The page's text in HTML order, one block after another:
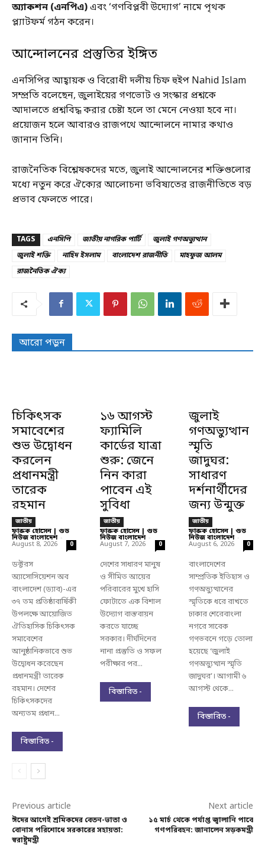
অ্যাকশন (এনপিএ)এবং ‘গণবিপ্লবী উদ্যোগ’ নামে পৃথক
প্ল্যাটফর্ম গঠন করেন।
আন্দোলনের প্রস্তুতির ইঙ্গিত
এনসিপির আহ্বায়ক ও বিরোধী দলীয় চিফ হুইপ Nahid Islam
সম্প্রতি বলেছেন, জুলাইয়ের গণভোট ও সংস্কার প্রশ্নকে
আদালতে প্রশ্নবিদ্ধ করার চেষ্টা হলে তা মেনে নেওয়া হবে না।
প্রয়োজন হলে আবারও রাজপথে আন্দোলনে নামার কথাও
জানান তিনি।
রাজনৈতিক বিশ্লেষকদের মতে, জুলাই আন্দোলনের শক্তিগুলোর
মধ্যে নতুন করে ঐক্যের আলোচনা ভবিষ্যতের রাজনীতিতে বড়
প্রভাব ফেলতে পারে।
TAGS এনসিপি জাতীয় নাগরিক পার্টি
জুলাই গণঅভ্যুত্থান
জুলাই শক্তি
নাহিদ ইসলাম বাংলাদেশ রাজনীতি
মাহফুজ আলম
রাজনৈতিক ঐক্য
আরো পড়ুন
চিকিৎসক
সমাবেশের
শুভ উদ্বোধন
করলেন
প্রধানমন্ত্রী
তারেক
রহমান
জাতীয়
ফারুক হোসেন | গুড
নিউজ বাংলাদেশ -
August 8, 2026 0
ডক্টরস
অ্যাসোসিয়েশন অব
বাংলাদেশ (ড্যাব)-এর
৩৭ তম প্রতিষ্ঠাবার্ষিকী
উপলক্ষে আয়োজিত
ঐতিহাসিক চিকিৎসক
সমাবেশের
আনুষ্ঠানিকভাবে শুভ
উদ্বোধন করেছেন
প্রধানমন্ত্রী তারেক
রহমান। দেশের
চিকিৎসকদের
অন্যতম প্রধান...
বিস্তারিত -
১৬ আগস্ট
ফ্যামিলি
কার্ডের যাত্রা
শুরু: জেনে
নিন কারা
পাবেন এই
সুবিধা
জাতীয়
ফারুক হোসেন | গুড
নিউজ বাংলাদেশ -
August 7, 2026 0
দেশের সাধারণ মানুষ
ও সীমিত আয়ের
পরিবারের মুখে হাসি
ফোটাতে এক বিশাল
উদ্যোগ বাস্তবায়ন
করতে যাচ্ছে
সরকার। দীর্ঘদিনের
নানা প্রস্তুতি ও সফল
পরীক্ষার পর...
বিস্তারিত -
জুলাই
গণঅভ্যুত্থান
স্মৃতি
জাদুঘর:
সাধারণ
দর্শনার্থীদের
জন্য উন্মুক্ত
জাতীয়
ফারুক হোসেন | গুড
নিউজ বাংলাদেশ -
August 6, 2026 0
বাংলাদেশের
সাম্প্রতিক ইতিহাস ও
গণঅভ্যুত্থানের
স্মৃতিকে ধরে রাখতে
ঢাকার শেরেবাংলা
নগরে সাবেক
গণভবনে গড়ে তোলা
হয়েছে ‘জুলাই
গণঅভ্যুত্থান স্মৃতি
জাদুঘর’। আগামী ৬
আগস্ট থেকে...
বিস্তারিত -
Previous article
ঈদের আগেই শ্রমিকদের বেতন-ভাতা ও
বোনাস পরিশোধে সরকারের সহায়তা:
স্বরাষ্ট্রমন্ত্রী
Next article
১৫ মার্চ থেকে পর্যাপ্ত জ্বালানি পাবে
গণপরিবহন: জানালেন সড়কমন্ত্রী